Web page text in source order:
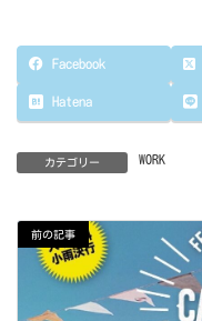
Facebook
Hatena
カテゴリー WORK
前の記事